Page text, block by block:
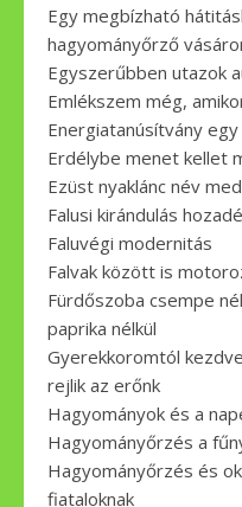
Egy megbízható
hagyományőrző
Egyszerűbben utazok
Emlékszem még,
Energiatanúsítvány
Erdélybe menet kellet
Ezüst nyaklánc név
Falusi kirándulás
Faluvégi modernitás
Falvak között is
Fürdőszoba csempe
paprika nélkül
Gyerekkoromtól
rejlik az erőnk
Hagyományok és a
Hagyományőrzés a
Hagyományőrzés és
fiataloknak